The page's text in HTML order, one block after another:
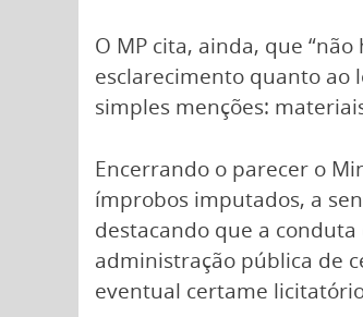
O MP cita, ainda, que
esclarecimento quanto ao
simples menções:
Encerrando o parecer o
ímprobos imputados, a
destacando que a
administração pública de
eventual certame